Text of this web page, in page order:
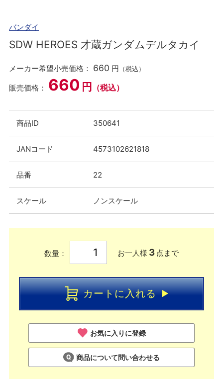
バンダイ
SDW HEROES 才蔵ガンダムデルタカイ
メーカー希望小売価格： 660 円 （税込）
販売価格： 660 円 （税込）
商品ID 350641
JANコード 4573102621818
品番 22
スケール ノンスケール
数量： お一人様 3 点まで
カートに入れる
お気に入りに登録
商品について問い合わせる